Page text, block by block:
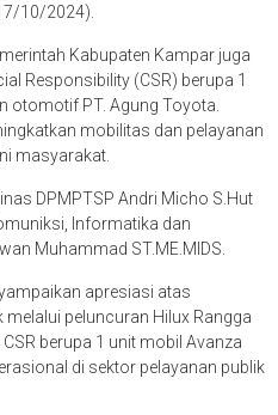
10/2024).
Kabupaten Kampar juga
Responsibility (CSR) berupa 1
otomotif PT. Agung Toyota.
mobilitas dan pelayanan
masyarakat.
DPMPTSP Andri Micho S.Hut
Informatika dan
Muhammad ST.ME.MIDS.
apresiasi atas
peluncuran Hilux Rangga
berupa 1 unit mobil Avanza
di sektor pelayanan publik